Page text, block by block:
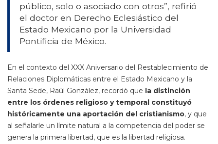
público, solo o asociado con otros”, refirió
el doctor en Derecho Eclesiástico del
Estado Mexicano por la Universidad
Pontificia de México.
En el contexto del XXX Aniversario del Restablecimiento de
Relaciones Diplomáticas entre el Estado Mexicano y la
Santa Sede, Raúl González, recordó que la distinción
entre los órdenes religioso y temporal constituyó
históricamente una aportación del cristianismo, y que
al señalarle un límite natural a la competencia del poder se
genera la primera libertad, que es la libertad religiosa.